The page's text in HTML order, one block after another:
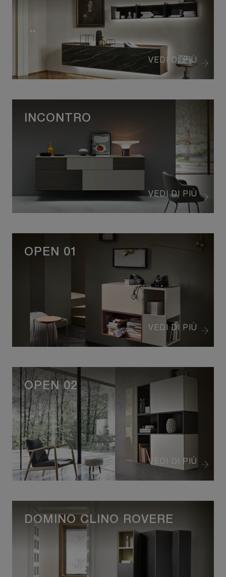
VEDI DI PIÙ
VEDI DI PIÙ
INCONTRO
VEDI DI PIÙ
OPEN 01
VEDI DI PIÙ
OPEN 02
DOMINO CLINO ROVERE